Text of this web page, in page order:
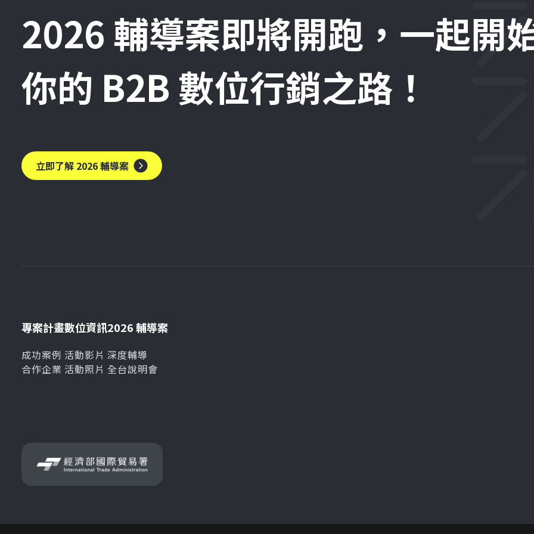
2026 輔導案即將開跑，一起開
你的 B2B 數位行銷之路！
立即了解 2026 輔導案
專案計畫
成功案例
合作企業
數位資訊
活動影片
活動照片
2026 輔導案
深度輔導
全台說明會